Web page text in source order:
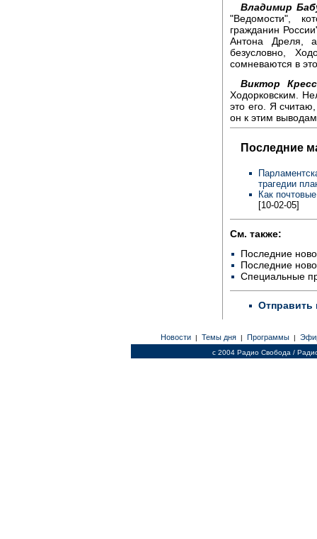
Владимир
"Ведомости",
гражданин
Антона Дреля,
безусловно,
сомневаются в
Виктор
Ходорковским.
это его. Я
он к этим
Последние
трагедии
Как
[10-02-05]
См. также:
Последние
Последние
Специальные
Отправить
Новости | Темы дня | Программы |
c 2004 Радио Свобода /